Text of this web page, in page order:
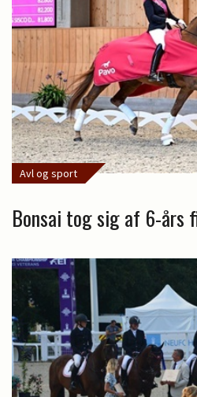
Avl og sport
Bonsai tog sig af 6-års